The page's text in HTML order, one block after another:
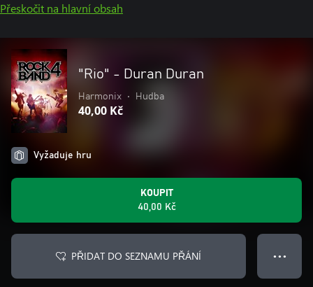
Přeskočit na hlavní obsah
"Rio" - Duran Duran
Harmonix • Hudba
40,00 Kč
Vyžaduje hru
KOUPIT
40,00 Kč
PŘIDAT DO SEZNAMU PŘÁNÍ ● ● ●